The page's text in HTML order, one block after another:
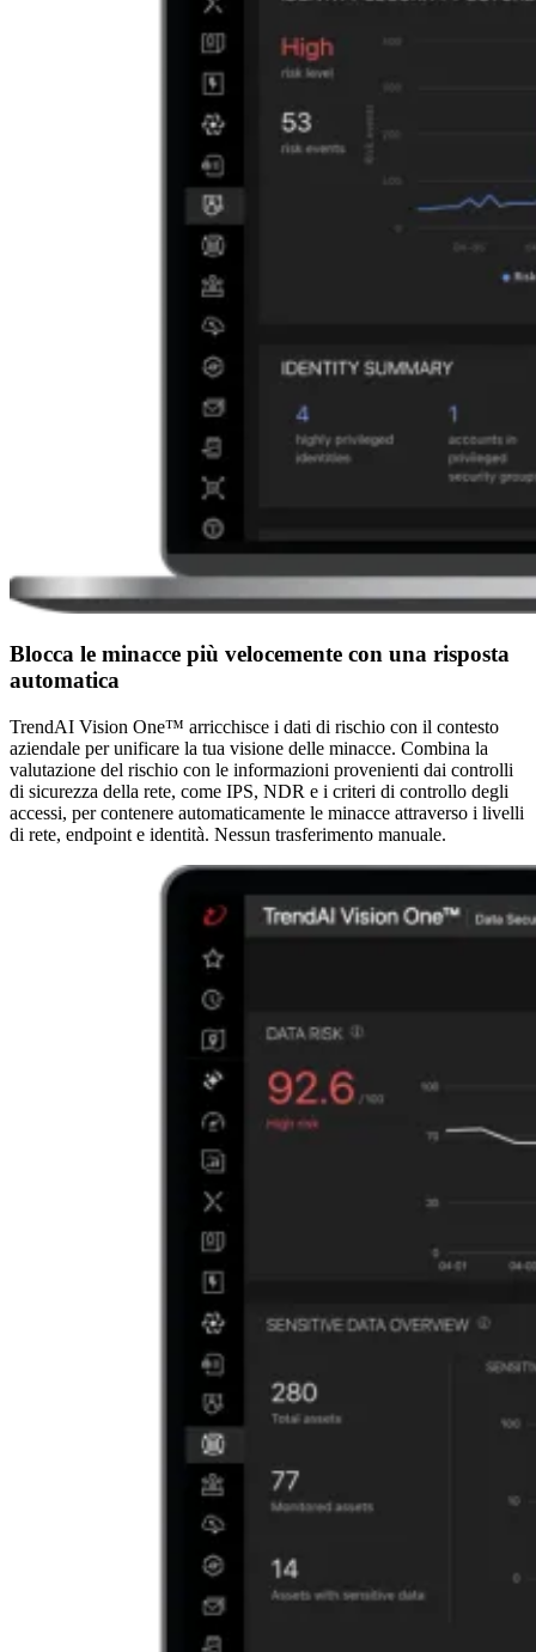
Blocca le minacce più velocemente con una risposta
automatica
TrendAI Vision One™ arricchisce i dati di rischio con il contesto
aziendale per unificare la tua visione delle minacce. Combina la
valutazione del rischio con le informazioni provenienti dai controlli
di sicurezza della rete, come IPS, NDR e i criteri di controllo degli
accessi, per contenere automaticamente le minacce attraverso i livelli
di rete, endpoint e identità. Nessun trasferimento manuale.